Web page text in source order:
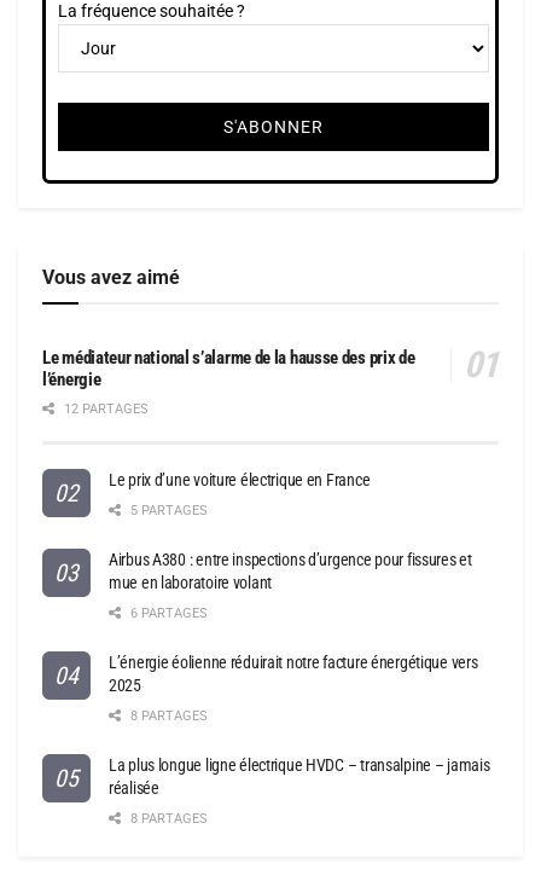
La fréquence souhaitée ?
Vous avez aimé
Le médiateur national s’alarme de la hausse des prix de
l’énergie
12 PARTAGES
Le prix d’une voiture électrique en France
5 PARTAGES
Airbus A380 : entre inspections d’urgence pour fissures et
mue en laboratoire volant
6 PARTAGES
L’énergie éolienne réduirait notre facture énergétique vers
2025
8 PARTAGES
La plus longue ligne électrique HVDC – transalpine – jamais
réalisée
8 PARTAGES